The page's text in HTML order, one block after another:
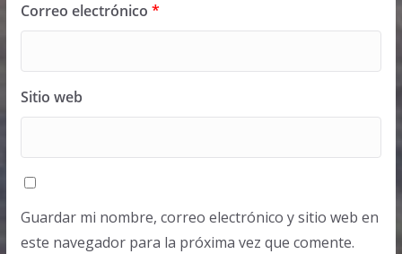
Correo electrónico *
Sitio web
Guardar mi nombre, correo electrónico y sitio web en
este navegador para la próxima vez que comente.